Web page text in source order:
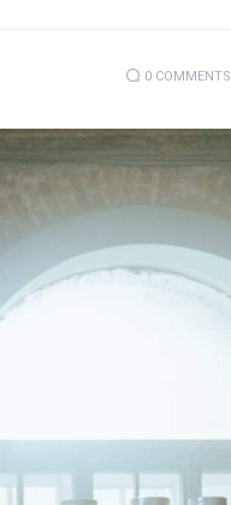
0 COMMENTS